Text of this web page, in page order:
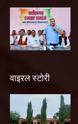
वाइरल स्टोरी